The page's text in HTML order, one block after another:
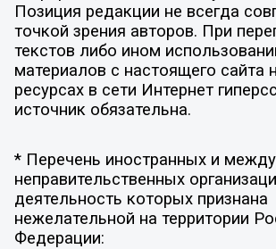
Позиция редакции не всегда
точкой зрения авторов. При
текстов либо ином
материалов с настоящего сайта
ресурсах в сети Интернет
источник обязательна.
* Перечень иностранных и
неправительственных
деятельность которых признана
нежелательной на территории
Федерации: